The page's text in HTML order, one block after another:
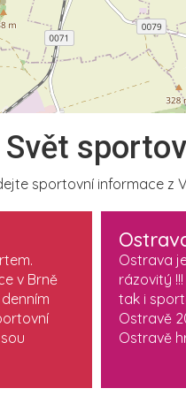
Svět
sportovní informace z
v Brně
Ostrava
rázovitý
tak i
Ostravě
Ostravě